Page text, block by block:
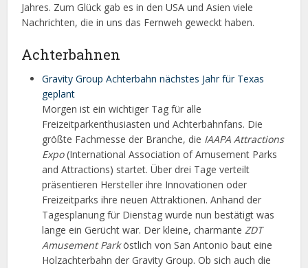
Jahres. Zum Glück gab es in den USA und Asien viele
Nachrichten, die in uns das Fernweh geweckt haben.
Achterbahnen
Gravity Group Achterbahn nächstes Jahr für Texas
geplant
Morgen ist ein wichtiger Tag für alle
Freizeitparkenthusiasten und Achterbahnfans. Die
größte Fachmesse der Branche, die IAAPA Attractions
Expo(International Association of Amusement Parks
and Attractions) startet. Über drei Tage verteilt
präsentieren Hersteller ihre Innovationen oder
Freizeitparks ihre neuen Attraktionen. Anhand der
Tagesplanung für Dienstag wurde nun bestätigt was
lange ein Gerücht war. Der kleine, charmanteZDT
Amusement Parköstlich von San Antonio baut eine
Holzachterbahn der Gravity Group. Ob sich auch die